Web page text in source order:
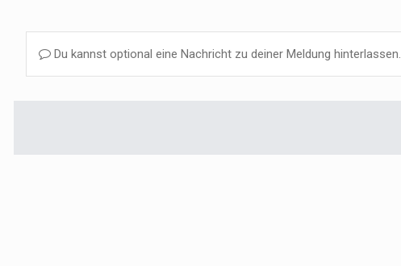
Du kannst optional eine Nachricht zu deiner Meldung hinterlassen.